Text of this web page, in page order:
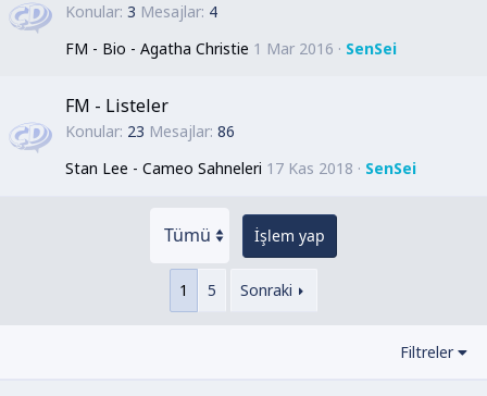
Konular 3 Mesajlar 4
FM - Bio - Agatha Christie 1 Mar 2016 SenSei
FM - Listeler
Konular 23 Mesajlar 86
Stan Lee - Cameo Sahneleri 17 Kas 2018 SenSei
İşlem yap
1 5 Sonraki
Filtreler